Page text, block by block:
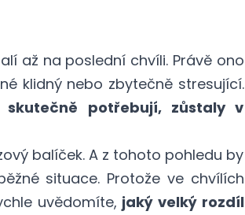
až na poslední chvíli. Právě ono
klidný nebo zbytečně stresující.
potřebují, zůstaly v
balíček. A z tohoto pohledu by
situace. Protože ve chvílích
uvědomíte, jaký velký rozdíl